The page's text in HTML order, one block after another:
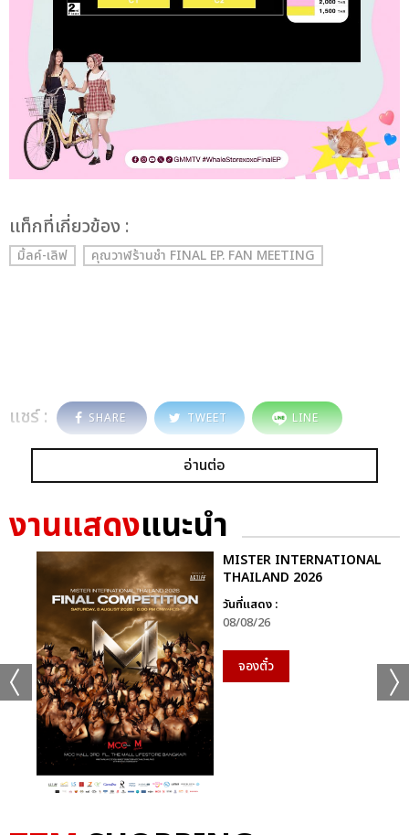
เเท็กที่เกี่ยวข้อง :
มิ้ลค์-เลิฟ คุณวาฬร้านชำ FINAL EP. FAN MEETING
แชร์ : SHARE TWEET LINE
อ่านต่อ
งานแสดงแนะนำ
MISTER INTERNATIONAL
THAILAND 2026
วันที่แสดง :
08/08/26
จองตั๋ว